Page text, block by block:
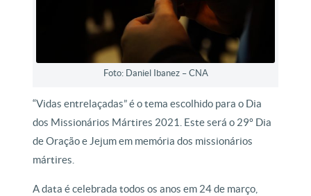
Foto: Daniel Ibanez – CNA
“Vidas entrelaçadas” é o tema escolhido para o Dia
dos Missionários Mártires 2021. Este será o 29º Dia
de Oração e Jejum em memória dos missionários
mártires.
A data é celebrada todos os anos em 24 de março,